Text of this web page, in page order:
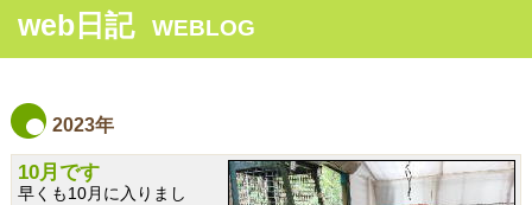
web日記 WEBLOG
2023年
10月です
早くも10月に入りまし